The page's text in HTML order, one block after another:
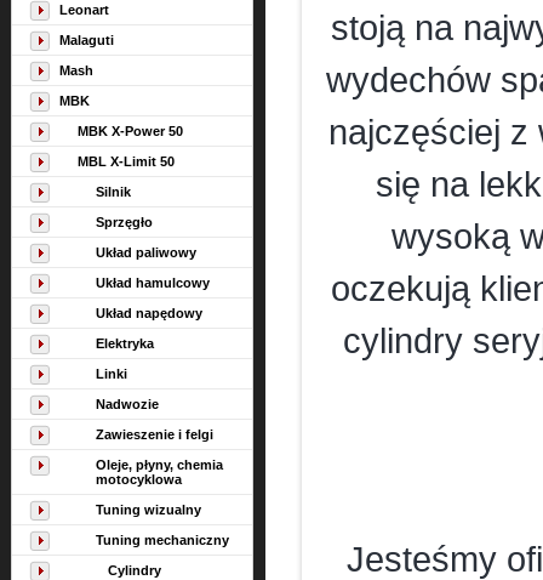
Leonart
Malaguti
Mash
MBK
MBK X-Power 50
MBL X-Limit 50
Silnik
Sprzęgło
Układ paliwowy
Układ hamulcowy
Układ napędowy
Elektryka
Linki
Nadwozie
Zawieszenie i felgi
Oleje, płyny, chemia
motocyklowa
Tuning wizualny
Tuning mechaniczny
Cylindry
stoją na
wydechów
najczęściej z
się na
wysoką
oczekują
cylindry
Jesteśmy